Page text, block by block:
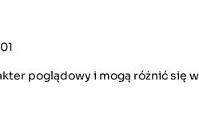
poglądowy i mogą różnić się